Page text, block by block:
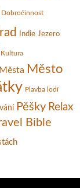
Dobročinnost
Indie Jezero
Kultura
Města Město
Plavba lodí
Pěšky Relax
Bible